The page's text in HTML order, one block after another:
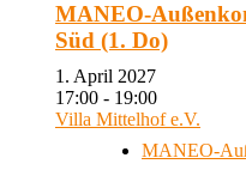
MANEO-
Süd (1. Do)
1. April 2027
17:00 - 19:00
Villa Mittelhof e.V.
MANEO-